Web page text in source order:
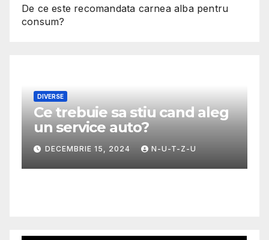
De ce este recomandata carnea alba pentru
consum?
DIVERSE
Ce trebuie sa stiu cand aleg
un service auto?
DECEMBRIE 15, 2024 N-U-T-Z-U